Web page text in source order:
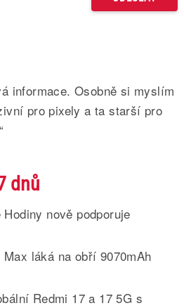
informace. Osobně si myslím
pro pixely a ta starší pro
dnů
nově podporuje
láká na obří 9070mAh
Redmi 17 a 17 5G s